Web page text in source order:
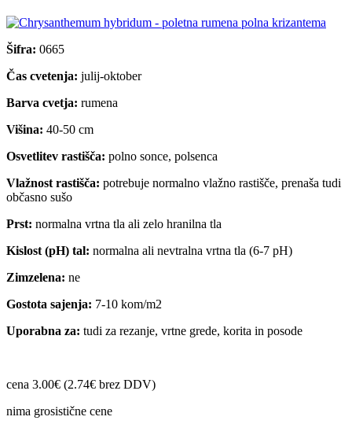
Šifra: 0665
Čas cvetenja: julij-oktober
Barva cvetja: rumena
Višina: 40-50 cm
Osvetlitev rastišča: polno sonce, polsenca
Vlažnost rastišča: potrebuje normalno vlažno rastišče, prenaša tudi
občasno sušo
Prst: normalna vrtna tla ali zelo hranilna tla
Kislost (pH) tal: normalna ali nevtralna vrtna tla (6-7 pH)
Zimzelena: ne
Gostota sajenja: 7-10 kom/m2
Uporabna za: tudi za rezanje, vrtne grede, korita in posode
cena 3.00€ (2.74€ brez DDV)
nima grosistične cene